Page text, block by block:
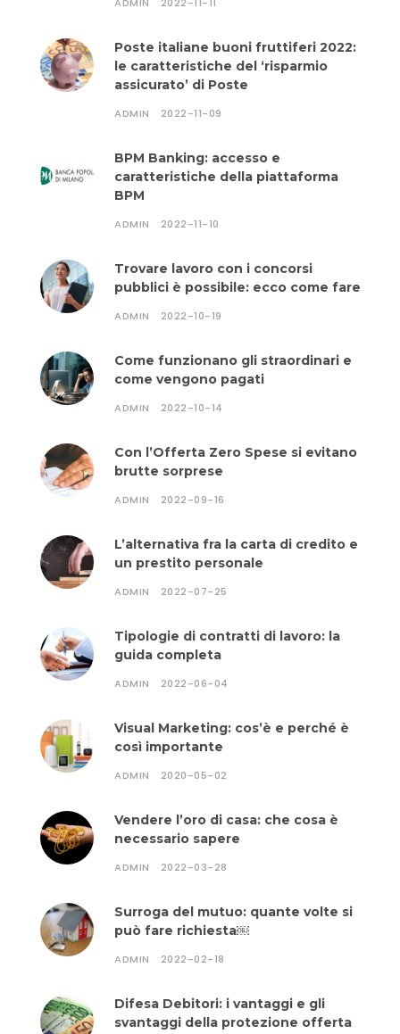
Poste italiane buoni fruttiferi 2022:
le caratteristiche del ‘risparmio
assicurato’ di Poste
ADMIN 2022-11-09
BPM Banking: accesso e
caratteristiche della piattaforma
BPM
ADMIN 2022-11-10
Trovare lavoro con i concorsi
pubblici è possibile: ecco come fare
ADMIN 2022-10-19
Come funzionano gli straordinari e
come vengono pagati
ADMIN 2022-10-14
Con l’Offerta Zero Spese si evitano
brutte sorprese
ADMIN 2022-09-16
L’alternativa fra la carta di credito e
un prestito personale
ADMIN 2022-07-25
Tipologie di contratti di lavoro: la
guida completa
ADMIN 2022-06-04
Visual Marketing: cos’è e perché è
così importante
ADMIN 2020-05-02
Vendere l’oro di casa: che cosa è
necessario sapere
ADMIN 2022-03-28
Surroga del mutuo: quante volte si
può fare richiesta￼
ADMIN 2022-02-18
Difesa Debitori: i vantaggi e gli
svantaggi della protezione offerta